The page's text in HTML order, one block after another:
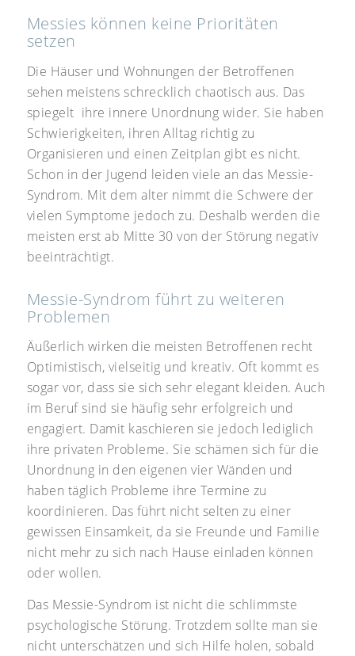
Messies können keine Prioritäten
setzen
Die Häuser und Wohnungen der Betroffenen
sehen meistens schrecklich chaotisch aus. Das
spiegelt ihre innere Unordnung wider. Sie haben
Schwierigkeiten, ihren Alltag richtig zu
Organisieren und einen Zeitplan gibt es nicht.
Schon in der Jugend leiden viele an das Messie-
Syndrom. Mit dem alter nimmt die Schwere der
vielen Symptome jedoch zu. Deshalb werden die
meisten erst ab Mitte 30 von der Störung negativ
beeinträchtigt.
Messie-Syndrom führt zu weiteren
Problemen
Äußerlich wirken die meisten Betroffenen recht
Optimistisch, vielseitig und kreativ. Oft kommt es
sogar vor, dass sie sich sehr elegant kleiden. Auch
im Beruf sind sie häufig sehr erfolgreich und
engagiert. Damit kaschieren sie jedoch lediglich
ihre privaten Probleme. Sie schämen sich für die
Unordnung in den eigenen vier Wänden und
haben täglich Probleme ihre Termine zu
koordinieren. Das führt nicht selten zu einer
gewissen Einsamkeit, da sie Freunde und Familie
nicht mehr zu sich nach Hause einladen können
oder wollen.
Das Messie-Syndrom ist nicht die schlimmste
psychologische Störung. Trotzdem sollte man sie
nicht unterschätzen und sich Hilfe holen, sobald